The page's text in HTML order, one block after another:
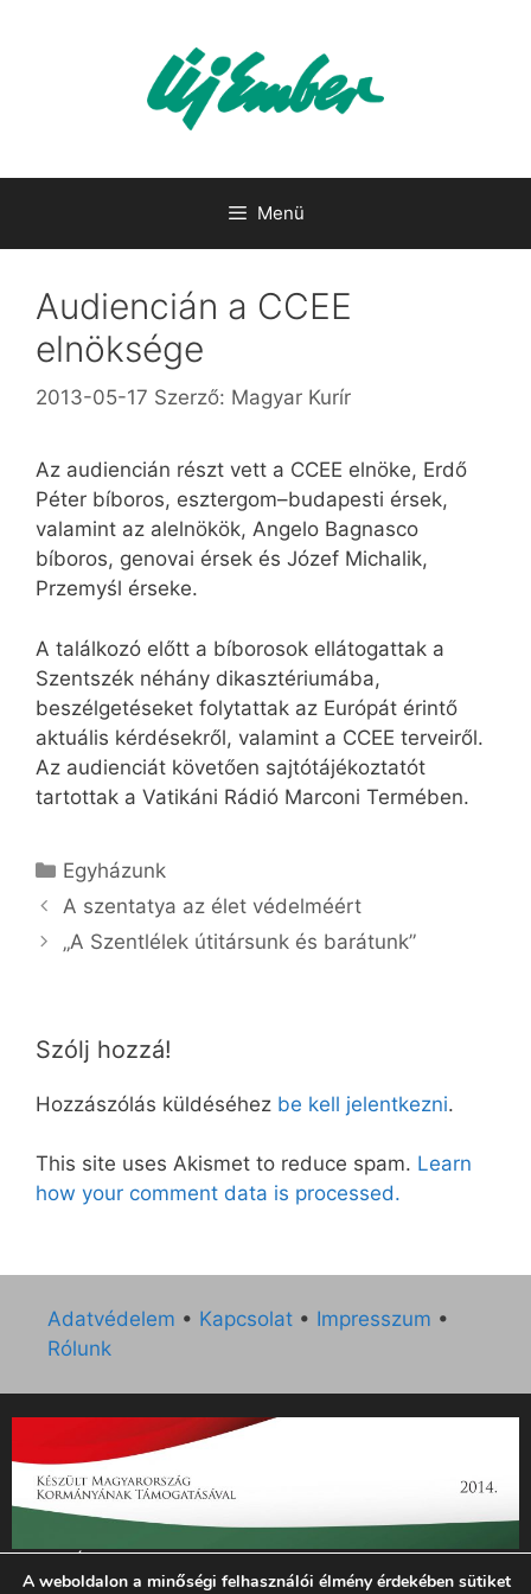
Menü
Audiencián a CCEE
elnöksége
2013-05-17 Szerző: Magyar Kurír
Az audiencián részt vett a CCEE elnöke, Erdő
Péter bíboros, esztergom–budapesti érsek,
valamint az alelnökök, Angelo Bagnasco
bíboros, genovai érsek és Józef Michalik,
Przemyśl érseke.
A találkozó előtt a bíborosok ellátogattak a
Szentszék néhány dikasztériumába,
beszélgetéseket folytattak az Európát érintő
aktuális kérdésekről, valamint a CCEE terveiről.
Az audienciát követően sajtótájékoztatót
tartottak a Vatikáni Rádió Marconi Termében.
Kategória
Egyházunk
A szentatya az élet védelméért
„A Szentlélek útitársunk és barátunk”
Szólj hozzá!
Hozzászólás küldéséhez be kell jelentkezni.
This site uses Akismet to reduce spam. Learn
how your comment data is processed.
Adatvédelem • Kapcsolat • Impresszum •
Rólunk
„Az Új Ember katolikus hetilap 2014. évi működésének
támogatását az EGYH-KCP-14-P-0121 sz. támogatási
A weboldalon a minőségi felhasználói élmény érdekében sütiket